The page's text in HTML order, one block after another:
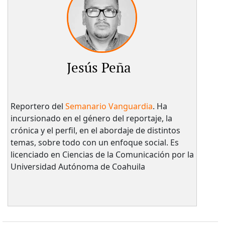
Jesús Peña
Reportero del Semanario Vanguardia. Ha
incursionado en el género del reportaje, la
crónica y el perfil, en el abordaje de distintos
temas, sobre todo con un enfoque social. Es
licenciado en Ciencias de la Comunicación por la
Universidad Autónoma de Coahuila